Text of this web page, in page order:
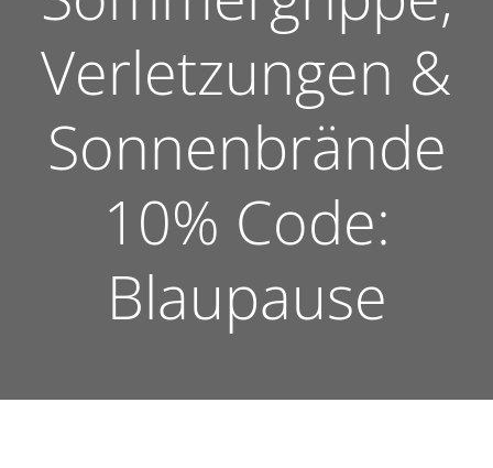
Verletzungen &
Sonnenbrände
10% Code:
Blaupause